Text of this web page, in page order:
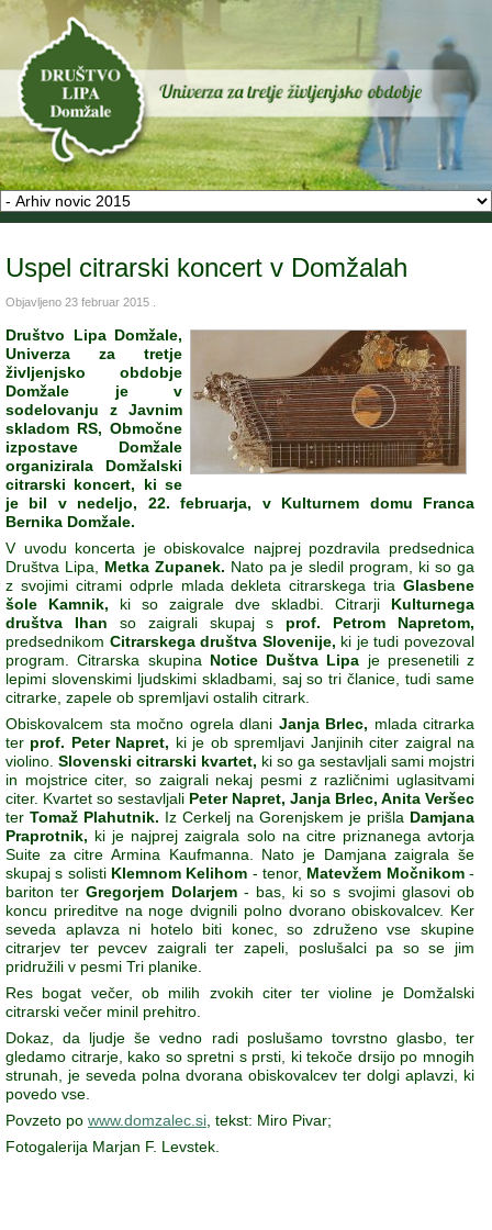
Uspel citrarski koncert v Domžalah
Objavljeno 23 februar 2015
Društvo Lipa Domžale,
Univerza za tretje
življenjsko obdobje
Domžale je v
sodelovanju z Javnim
skladom RS, Območne
izpostave Domžale
organizirala Domžalski
citrarski koncert, ki se
je bil v nedeljo, 22. februarja, v Kulturnem domu Franca
Bernika Domžale.
V uvodu koncerta je obiskovalce najprej pozdravila predsednica
Društva Lipa, Metka Zupanek. Nato pa je sledil program, ki so ga
z svojimi citrami odprle mlada dekleta citrarskega tria Glasbene
šole Kamnik, ki so zaigrale dve skladbi. Citrarji Kulturnega
društva Ihan so zaigrali skupaj s prof. Petrom Napretom,
predsednikom Citrarskega društva Slovenije, ki je tudi povezoval
program. Citrarska skupina Notice Duštva Lipa je presenetili z
lepimi slovenskimi ljudskimi skladbami, saj so tri članice, tudi same
citrarke, zapele ob spremljavi ostalih citrark.
Obiskovalcem sta močno ogrela dlani Janja Brlec, mlada citrarka
ter prof. Peter Napret, ki je ob spremljavi Janjinih citer zaigral na
violino. Slovenski citrarski kvartet, ki so ga sestavljali sami mojstri
in mojstrice citer, so zaigrali nekaj pesmi z različnimi uglasitvami
citer. Kvartet so sestavljali Peter Napret, Janja Brlec, Anita Veršec
ter Tomaž Plahutnik. Iz Cerkelj na Gorenjskem je prišla Damjana
Praprotnik, ki je najprej zaigrala solo na citre priznanega avtorja
Suite za citre Armina Kaufmanna. Nato je Damjana zaigrala še
skupaj s solisti Klemnom Kelihom - tenor, Matevžem Močnikom-
bariton terGregorjem Dolarjem- bas, ki so s svojimi glasovi ob
koncu prireditve na noge dvignili polno dvorano obiskovalcev. Ker
seveda aplavza ni hotelo biti konec, so združeno vse skupine
citrarjev ter pevcev zaigrali ter zapeli, poslušalci pa so se jim
pridružili v pesmi Tri planike.
Res bogat večer, ob milih zvokih citer ter violine je Domžalski
citrarski večer minil prehitro.
Dokaz, da ljudje še vedno radi poslušamo tovrstno glasbo, ter
gledamo citrarje, kako so spretni s prsti, ki tekoče drsijo po mnogih
strunah, je seveda polna dvorana obiskovalcev ter dolgi aplavzi, ki
povedo vse.
Povzeto po www.domzalec.si , tekst: Miro Pivar;
Fotogalerija Marjan F. Levstek.